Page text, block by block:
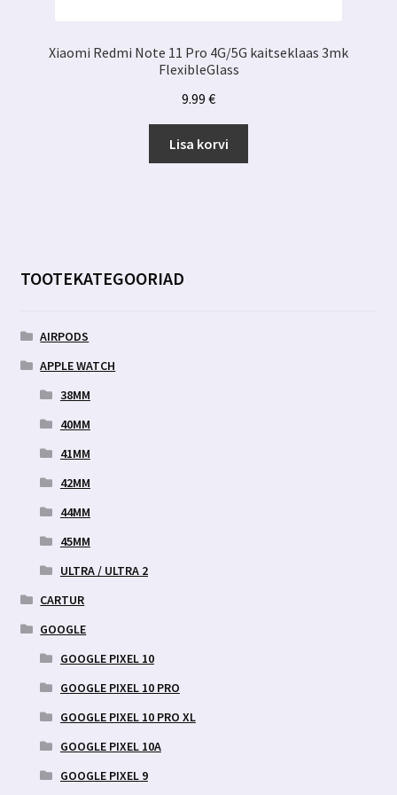
Xiaomi Redmi Note 11 Pro 4G/5G kaitseklaas 3mk
FlexibleGlass
9.99 €
Lisa korvi
TOOTEKATEGOORIAD
AIRPODS
APPLE WATCH
38MM
40MM
41MM
42MM
44MM
45MM
ULTRA / ULTRA 2
CARTUR
GOOGLE
GOOGLE PIXEL 10
GOOGLE PIXEL 10 PRO
GOOGLE PIXEL 10 PRO XL
GOOGLE PIXEL 10A
GOOGLE PIXEL 9